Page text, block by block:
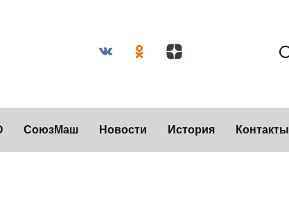
СоюзМаш Новости История Контакты